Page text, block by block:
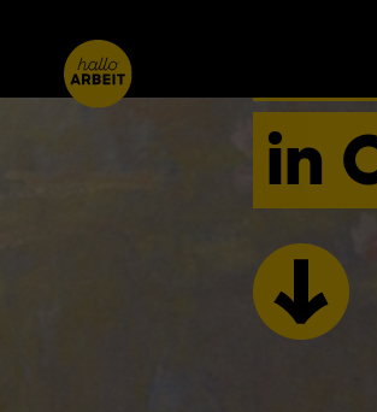
in